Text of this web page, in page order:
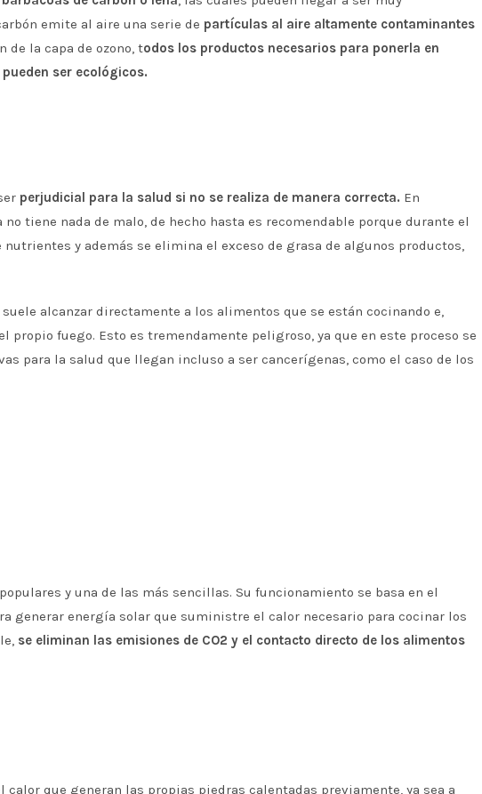
emite al aire una serie de partículas al aire altamente contaminantes
de la capa de ozono, todos los productos necesarios para ponerla en
ser ecológicos.
perjudicial para la salud si no se realiza de manera correcta. En
tiene nada de malo, de hecho hasta es recomendable porque durante el
y además se elimina el exceso de grasa de algunos productos,
alcanzar directamente a los alimentos que se están cocinando e,
propio fuego. Esto es tremendamente peligroso, ya que en este proceso se
para la salud que llegan incluso a ser cancerígenas, como el caso de los
y una de las más sencillas. Su funcionamiento se basa en el
generar energía solar que suministre el calor necesario para cocinar los
se eliminan las emisiones de CO2 y el contacto directo de los alimentos
que generan las propias piedras calentadas previamente, ya sea a